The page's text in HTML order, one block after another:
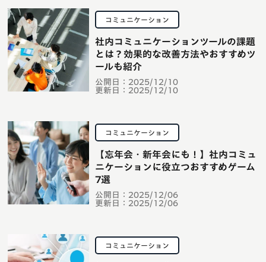
コミュニケーション
公開日： 2025/12/10
更新日： 2025/12/10
社内コミュニケーションツールの課題
とは？効果的な改善方法やおすすめツ
ールも紹介
コミュニケーション
公開日： 2025/12/06
更新日： 2025/12/06
【忘年会・新年会にも！】社内コミュ
ニケーションに役立つおすすめゲーム
7選
コミュニケーション